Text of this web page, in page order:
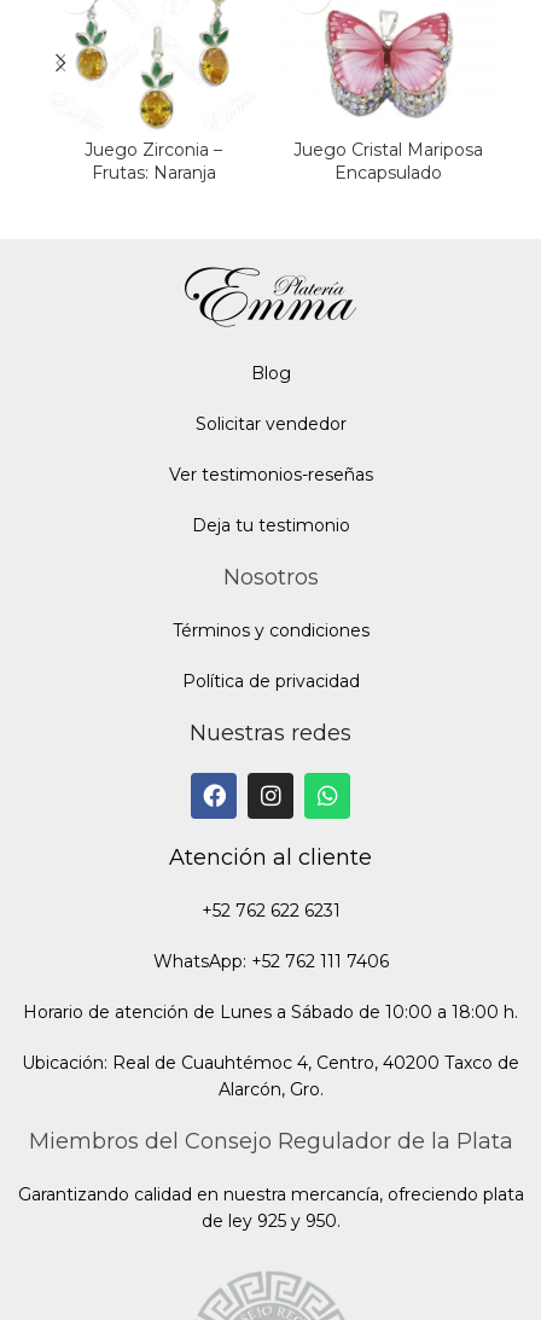
Juego Zirconia –
Frutas: Naranja
Juego Cristal Mariposa
Encapsulado
Blog
Solicitar vendedor
Ver testimonios-reseñas
Deja tu testimonio
Nosotros
Términos y condiciones
Política de privacidad
Nuestras redes
Atención al cliente
+52 762 622 6231
WhatsApp: +52 762 111 7406
Horario de atención de Lunes a Sábado de 10:00 a 18:00 h.
Ubicación: Real de Cuauhtémoc 4, Centro, 40200 Taxco de
Alarcón, Gro.
Miembros del Consejo Regulador de la Plata
Garantizando calidad en nuestra mercancía, ofreciendo plata
de ley 925 y 950.